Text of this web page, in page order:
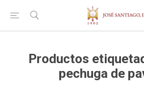
Productos
pechuga de